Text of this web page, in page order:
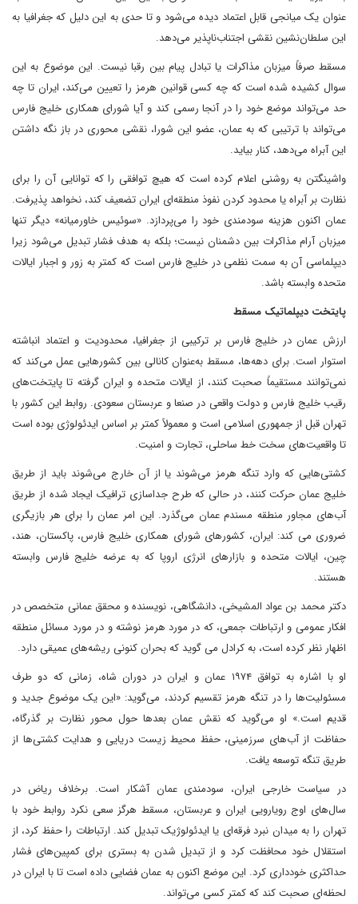
عنوان یک میانجی قابل اعتماد دیده می‌شود و تا حدی به این دلیل که جغرافیا به
این سلطان‌نشین نقشی اجتناب‌ناپذیر می‌دهد.
مسقط صرفاً میزبان مذاکرات یا تبادل پیام بین رقبا نیست. این موضوع به این
سوال کشیده شده است که چه کسی قوانین هرمز را تعیین می‌کند، ایران تا چه
حد می‌تواند موضع خود را در آنجا رسمی کند و آیا شورای همکاری خلیج فارس
می‌تواند با ترتیبی که به عمان، عضو این شورا، نقشی محوری در باز نگه داشتن
این آبراه می‌دهد، کنار بیاید.
واشینگتن به روشنی اعلام کرده است که هیچ توافقی را که توانایی آن را برای
نظارت بر آبراه یا محدود کردن نفوذ منطقه‌ای ایران تضعیف کند، نخواهد پذیرفت.
عمان اکنون هزینه سودمندی خود را می‌پردازد. «سوئیس خاورمیانه» دیگر تنها
میزبان آرام مذاکرات بین دشمنان نیست؛ بلکه به هدف فشار تبدیل می‌شود زیرا
دیپلماسی آن به سمت نظمی در خلیج فارس است که کمتر به زور و اجبار ایالات
متحده وابسته باشد.
پایتخت دیپلماتیک مسقط
ارزش عمان در خلیج فارس بر ترکیبی از جغرافیا، محدودیت و اعتماد انباشته
استوار است. برای دهه‌ها، مسقط به‌عنوان کانالی بین کشورهایی عمل می‌کند که
نمی‌توانند مستقیماً صحبت کنند، از ایالات متحده و ایران گرفته تا پایتخت‌های
رقیب خلیج فارس و دولت واقعی در صنعا و عربستان سعودی. روابط این کشور با
تهران قبل از جمهوری اسلامی است و معمولاً کمتر بر اساس ایدئولوژی بوده است
تا واقعیت‌های سخت خط ساحلی، تجارت و امنیت.
کشتی‌هایی که وارد تنگه هرمز می‌شوند یا از آن خارج می‌شوند باید از طریق
خلیج عمان حرکت کنند، در حالی که طرح جداسازی ترافیک ایجاد شده از طریق
آب‌های مجاور منطقه مسندم عمان می‌گذرد. این امر عمان را برای هر بازیگری
ضروری می کند: ایران، کشورهای شورای همکاری خلیج فارس، پاکستان، هند،
چین، ایالات متحده و بازارهای انرژی اروپا که به عرضه خلیج فارس وابسته
هستند.
دکتر محمد بن عواد المشیخی، دانشگاهی، نویسنده و محقق عمانی متخصص در
افکار عمومی و ارتباطات جمعی، که در مورد هرمز نوشته و در مورد مسائل منطقه
اظهار نظر کرده است، به کرادل می گوید که بحران کنونی ریشه‌های عمیقی دارد.
او با اشاره به توافق ۱۹۷۴ عمان و ایران در دوران شاه، زمانی که دو طرف
مسئولیت‌ها را در تنگه هرمز تقسیم کردند، می‌گوید: «این یک موضوع جدید و
قدیم است.» او می‌گوید که نقش عمان بعدها حول محور نظارت بر گذرگاه،
حفاظت از آب‌های سرزمینی، حفظ محیط زیست دریایی و هدایت کشتی‌ها از
طریق تنگه توسعه یافت.
در سیاست خارجی ایران، سودمندی عمان آشکار است. برخلاف ریاض در
سال‌های اوج رویارویی ایران و عربستان، مسقط هرگز سعی نکرد روابط خود با
تهران را به میدان نبرد فرقه‌ای یا ایدئولوژیک تبدیل کند. ارتباطات را حفظ کرد، از
استقلال خود محافظت کرد و از تبدیل شدن به بستری برای کمپین‌های فشار
حداکثری خودداری کرد. این موضع اکنون به عمان فضایی داده است تا با ایران در
لحظه‌ای صحبت کند که کمتر کسی می‌تواند.